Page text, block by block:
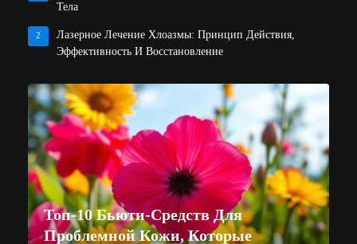
Тела
2
Лазерное Лечение Хлоазмы: Принцип Действия,
Эффективность И Восстановление
Топ-10 Бьюти-Средств Для
Проблемной Кожи, Которые